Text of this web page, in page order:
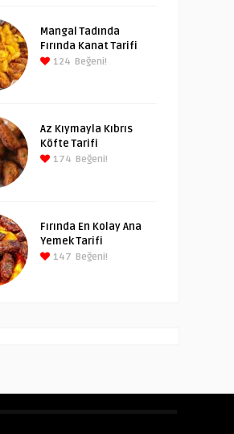
Mangal Tadında
Fırında Kanat Tarifi
124 Beğeni!
Az Kıymayla Kıbrıs
Köfte Tarifi
174 Beğeni!
Fırında En Kolay Ana
Yemek Tarifi
147 Beğeni!